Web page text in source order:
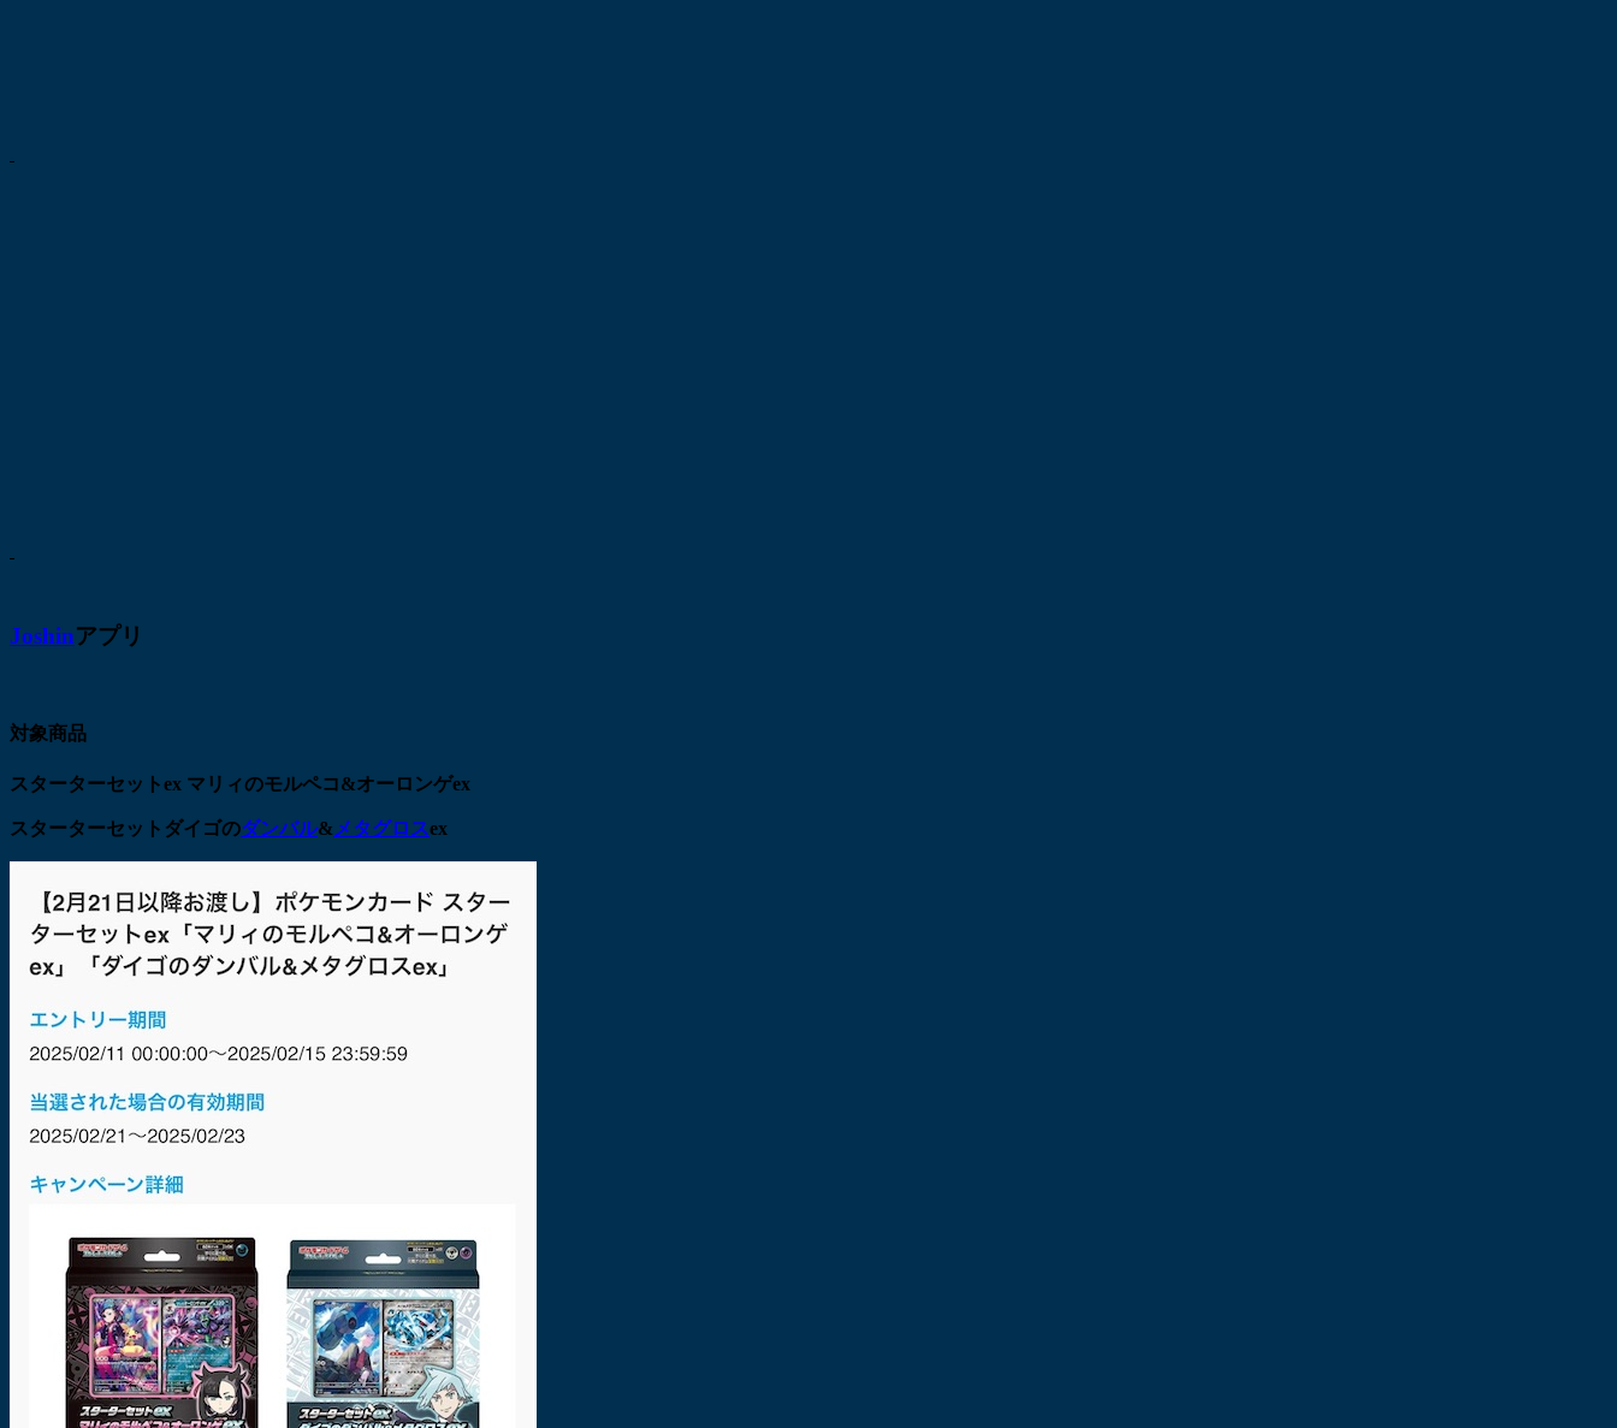
Joshinアプリ
対象商品
スターターセットex マリィのモルペコ&オーロンゲex
スターターセットダイゴのダンバル& メタグロスex